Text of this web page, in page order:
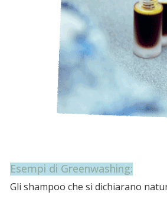
Esempi di Greenwashing:
Gli shampoo che si dichiarano